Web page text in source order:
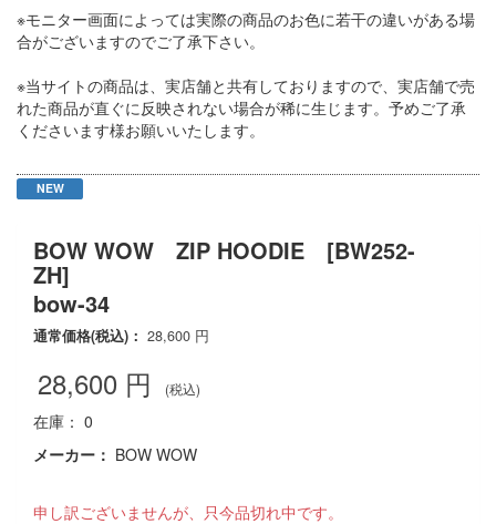
※モニター画面によっては実際の商品のお色に若干の違いがある場
合がございますのでご了承下さい。
※当サイトの商品は、実店舗と共有しておりますので、実店舗で売
れた商品が直ぐに反映されない場合が稀に生じます。予めご了承
くださいます様お願いいたします。
NEW
BOW WOW ZIP HOODIE [BW252-
ZH]
bow-34
通常価格(税込)： 28,600 円
28,600 円 (税込)
在庫： 0
メーカー： BOW WOW
申し訳ございませんが、只今品切れ中です。